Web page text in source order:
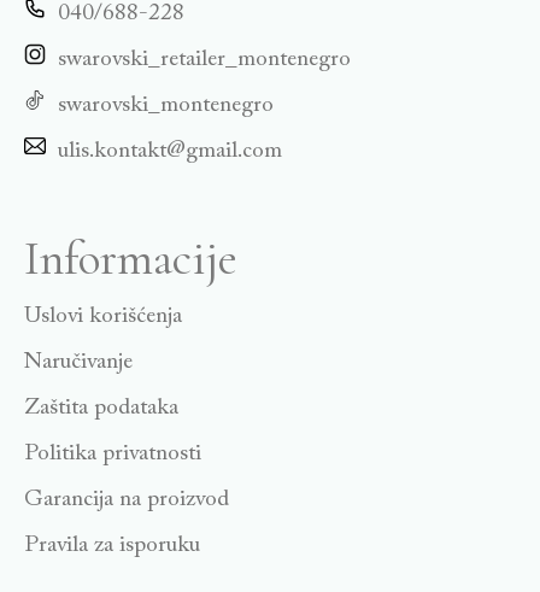
040/688-228
swarovski_retailer_montenegro
swarovski_montenegro
ulis.kontakt@gmail.com
Informacije
Uslovi korišćenja
Naručivanje
Zaštita podataka
Politika privatnosti
Garancija na proizvod
Pravila za isporuku